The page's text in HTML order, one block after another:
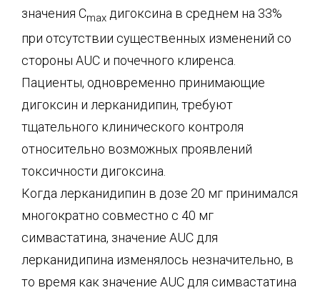
значения Сmax дигоксина в среднем на 33%
при отсутствии существенных изменений со
стороны AUC и почечного клиренса.
Пациенты, одновременно принимающие
дигоксин и лерканидипин, требуют
тщательного клинического контроля
относительно возможных проявлений
токсичности дигоксина.
Когда лерканидипин в дозе 20 мг принимался
многократно совместно с 40 мг
симвастатина, значение AUC для
лерканидипина изменялось незначительно, в
то время как значение AUC для симвастатина